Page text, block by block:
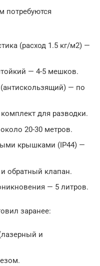
потребуются
(расход 1.5 кг/м2) —
— 4-5 мешков.
— по
для разводки.
20-30 метров.
крышками (IP44) —
обратный клапан.
— 5 литров.
заранее:
и